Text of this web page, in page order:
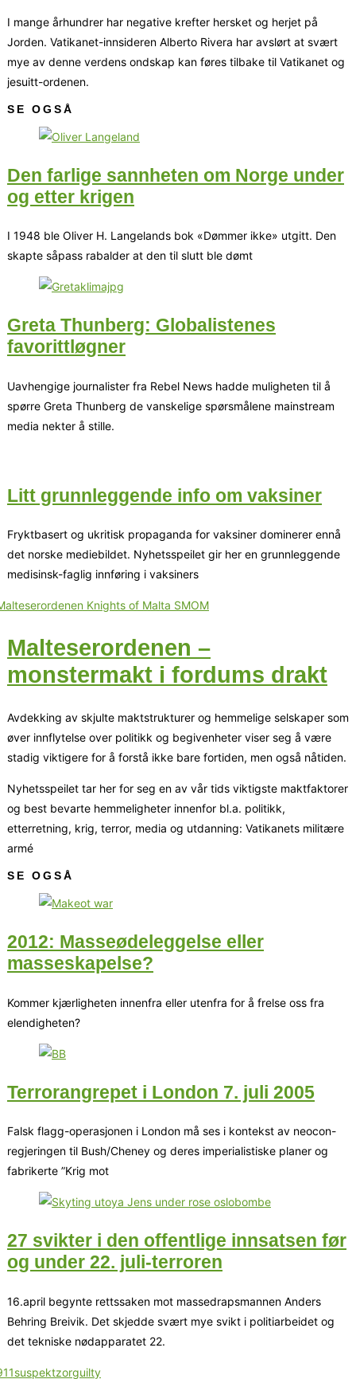
I mange århundrer har negative krefter hersket og herjet på
Jorden. Vatikanet-innsideren Alberto Rivera har avslørt at svært
mye av denne verdens ondskap kan føres tilbake til Vatikanet og
jesuitt-ordenen.
SE OGSÅ
Den farlige sannheten om Norge under
og etter krigen
I 1948 ble Oliver H. Langelands bok «Dømmer ikke» utgitt. Den
skapte såpass rabalder at den til slutt ble dømt
Greta Thunberg: Globalistenes
favorittløgner
Uavhengige journalister fra Rebel News hadde muligheten til å
spørre Greta Thunberg de vanskelige spørsmålene mainstream
media nekter å stille.
Litt grunnleggende info om vaksiner
Fryktbasert og ukritisk propaganda for vaksiner dominerer ennå
det norske mediebildet. Nyhetsspeilet gir her en grunnleggende
medisinsk-faglig innføring i vaksiners
Malteserordenen –
monstermakt i fordums drakt
Avdekking av skjulte maktstrukturer og hemmelige selskaper som
øver innflytelse over politikk og begivenheter viser seg å være
stadig viktigere for å forstå ikke bare fortiden, men også nåtiden.
Nyhetsspeilet tar her for seg en av vår tids viktigste maktfaktorer
og best bevarte hemmeligheter innenfor bl.a. politikk,
etterretning, krig, terror, media og utdanning: Vatikanets militære
armé
SE OGSÅ
2012: Masseødeleggelse eller
masseskapelse?
Kommer kjærligheten innenfra eller utenfra for å frelse oss fra
elendigheten?
Terrorangrepet i London 7. juli 2005
Falsk flagg-operasjonen i London må ses i kontekst av neocon-
regjeringen til Bush/Cheney og deres imperialistiske planer og
fabrikerte ”Krig mot
27 svikter i den offentlige innsatsen før
og under 22. juli-terroren
16.april begynte rettssaken mot massedrapsmannen Anders
Behring Breivik. Det skjedde svært mye svikt i politiarbeidet og
det tekniske nødapparatet 22.